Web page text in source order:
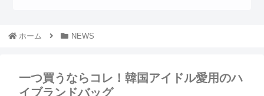
ホーム NEWS
一つ買うならコレ！韓国アイドル愛用のハ
イブランドバッグ